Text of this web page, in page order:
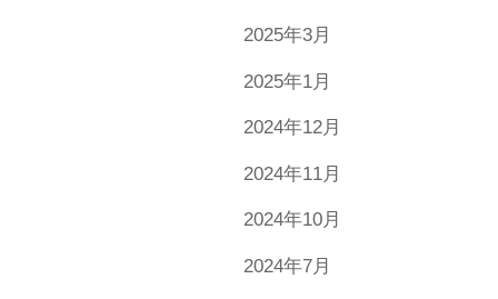
2025年3月
2025年1月
2024年12月
2024年11月
2024年10月
2024年7月